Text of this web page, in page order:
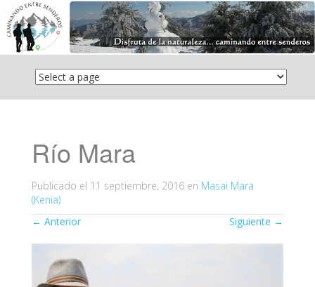
Saltar
contenido
Río Mara
Publicado el 11 septiembre, 2016 en Masai Mara
(Kenia)
← Anterior Siguiente →